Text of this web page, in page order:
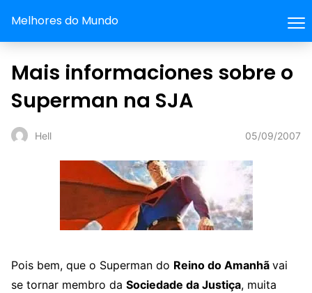
Melhores do Mundo
Mais informaciones sobre o
Superman na SJA
Hell 05/09/2007
Pois bem, que o Superman do Reino do Amanhã vai
se tornar membro da Sociedade da Justiça, muita